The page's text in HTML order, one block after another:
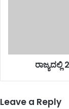
Leave a Reply